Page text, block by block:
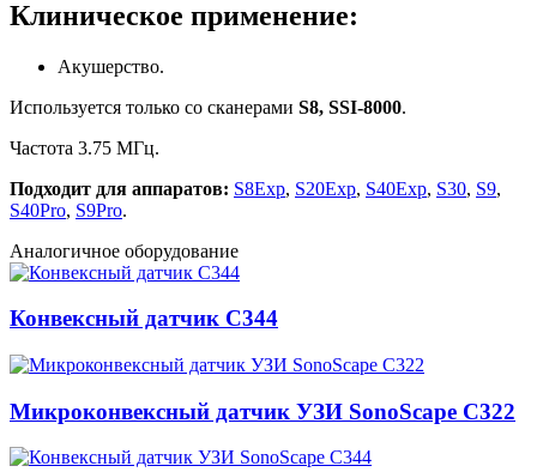
Клиническое применение:
Акушерство.
Используется только со сканерами S8, SSI-8000.
Частота 3.75 МГц.
Подходит для аппаратов: S8Exp, S20Exp, S40Exp, S30, S9,
S40Pro, S9Pro.
Аналогичное оборудование
Конвексный датчик C344
Микроконвексный датчик УЗИ SonoScape C322